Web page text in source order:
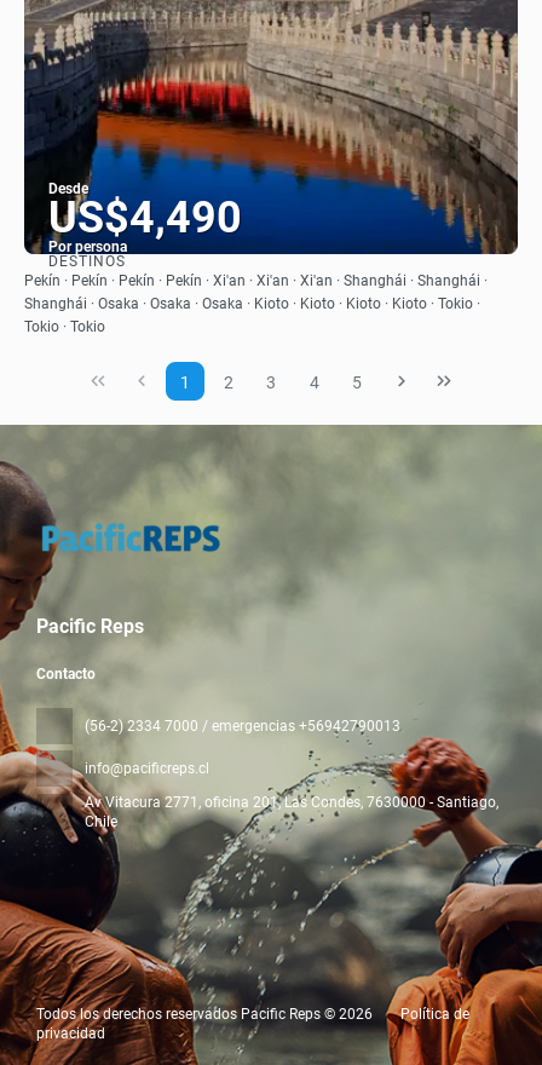
Desde
US$4,490
Por persona
Ver
DESTINOS
Pekín · Pekín · Pekín · Pekín · Xi'an · Xi'an · Xi'an · Shanghái · Shanghái ·
Shanghái · Osaka · Osaka · Osaka · Kioto · Kioto · Kioto · Kioto · Tokio ·
Tokio · Tokio
1 2 3 4 5
Pacific Reps
Contacto
(56-2) 2334 7000 / emergencias +56942790013
info@pacificreps.cl
Av Vitacura 2771, oficina 201, Las Condes , 7630000 - Santiago,
Chile
Todos los derechos reservados Pacific Reps © 2026
Política de
privacidad